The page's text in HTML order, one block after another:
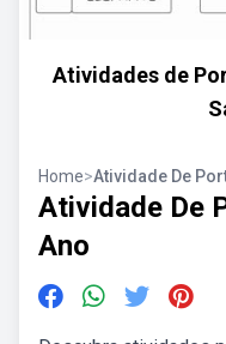
Atividades de
Home>Atividade De
Atividade De
Ano